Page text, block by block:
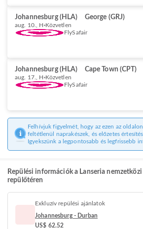
Johannesburg (HLA) George (GRJ)
aug. 10., H Közvetlen
FlySafair
Johannesburg (HLA) Cape Town (CPT)
aug. 17., H Közvetlen
FlySafair
Felhívjuk figyelmét, hogy az ezen az
feltétlenül naprakészek, és előzetes
Igyekszünk a legpontosabb és legfrissebb
Repülési információk a Lanseria
repülőtéren
Exkluzív repülési ajánlatok
Johannesburg - Durban
US$ 62.52